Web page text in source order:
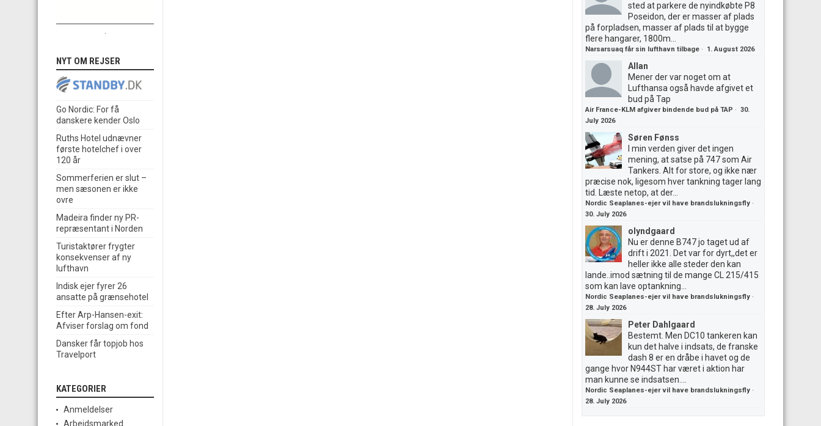
NYT OM REJSER
Go Nordic: For få
danskere kender Oslo
Ruths Hotel udnævner
første hotelchef i over
120 år
Sommerferien er slut –
men sæsonen er ikke
ovre
Madeira finder ny PR-
repræsentant i Norden
Turistaktører frygter
konsekvenser af ny
lufthavn
Indisk ejer fyrer 26
ansatte på grænsehotel
Efter Arp-Hansen-exit:
Afviser forslag om fond
Dansker får topjob hos
Travelport
KATEGORIER
Anmeldelser
Arbejdsmarked
sted at parkere de nyindkøbte P8
Poseidon, der er masser af plads
på forpladsen, masser af plads til at bygge
flere hangarer, 1800m...
Narsarsuaq får sin lufthavn tilbage · 1. August 2026
Allan
Mener der var noget om at
Lufthansa også havde afgivet et
bud på Tap
Air France-KLM afgiver bindende bud på TAP · 30.
July 2026
Søren Fønss
I min verden giver det ingen
mening, at satse på 747 som Air
Tankers. Alt for store, og ikke nær
præcise nok, ligesom hver tankning tager lang
tid. Læste netop, at der...
Nordic Seaplanes-ejer vil have brandslukningsfly ·
30. July 2026
olyndgaard
Nu er denne B747 jo taget ud af
drift i 2021. Det var for dyrt,,det er
heller ikke alle steder den kan
lande..imod sætning til de mange CL 215/415
som kan lave optankning...
Nordic Seaplanes-ejer vil have brandslukningsfly ·
28. July 2026
Peter Dahlgaard
Bestemt. Men DC10 tankeren kan
kun det halve i indsats, de franske
dash 8 er en dråbe i havet og de
gange hvor N944ST har været i aktion har
man kunne se indsatsen....
Nordic Seaplanes-ejer vil have brandslukningsfly ·
28. July 2026